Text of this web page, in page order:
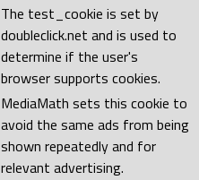
The test_cookie is set by
doubleclick.net and is used to
determine if the user's
browser supports cookies.
MediaMath sets this cookie to
avoid the same ads from being
shown repeatedly and for
relevant advertising.